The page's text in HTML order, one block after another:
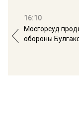
16:10
Мосгорсуд
обороны